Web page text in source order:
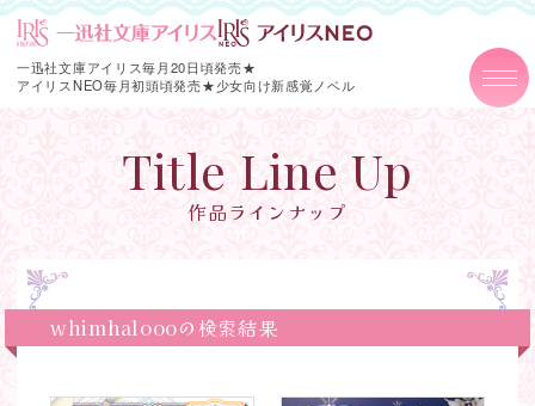
一迅社文庫アイリス毎月20日頃発売★
アイリスNEO毎月初頭頃発売★少女向け新感覚ノベル
Title Line Up
作品ラインナップ
whimhaloooの検索結果